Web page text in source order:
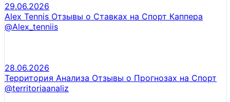
29.06.2026
Alex Tennis Отзывы о Ставках на Спорт Каппера
@Alex_tenniis
28.06.2026
Территория Анализа Отзывы о Прогнозах на Спорт
@territoriaanaliz